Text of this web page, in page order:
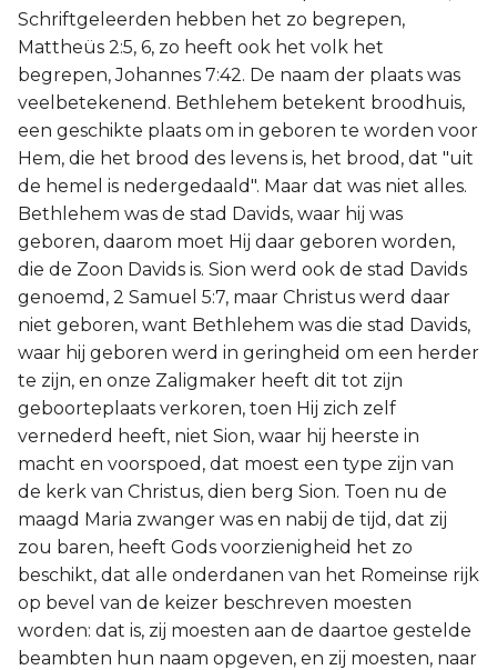
Schriftgeleerden hebben het zo begrepen,
Mattheüs 2:5, 6, zo heeft ook het volk het
begrepen, Johannes 7:42. De naam der plaats was
veelbetekenend. Bethlehem betekent broodhuis,
een geschikte plaats om in geboren te worden voor
Hem, die het brood des levens is, het brood, dat "uit
de hemel is nedergedaald". Maar dat was niet alles.
Bethlehem was de stad Davids, waar hij was
geboren, daarom moet Hij daar geboren worden,
die de Zoon Davids is. Sion werd ook de stad Davids
genoemd, 2 Samuel 5:7, maar Christus werd daar
niet geboren, want Bethlehem was die stad Davids,
waar hij geboren werd in geringheid om een herder
te zijn, en onze Zaligmaker heeft dit tot zijn
geboorteplaats verkoren, toen Hij zich zelf
vernederd heeft, niet Sion, waar hij heerste in
macht en voorspoed, dat moest een type zijn van
de kerk van Christus, dien berg Sion. Toen nu de
maagd Maria zwanger was en nabij de tijd, dat zij
zou baren, heeft Gods voorzienigheid het zo
beschikt, dat alle onderdanen van het Romeinse rijk
op bevel van de keizer beschreven moesten
worden: dat is, zij moesten aan de daartoe gestelde
beambten hun naam opgeven, en zij moesten, naar